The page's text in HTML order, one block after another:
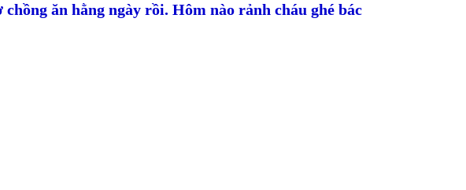
chồng ăn hằng ngày rồi. Hôm nào rảnh cháu ghé bác